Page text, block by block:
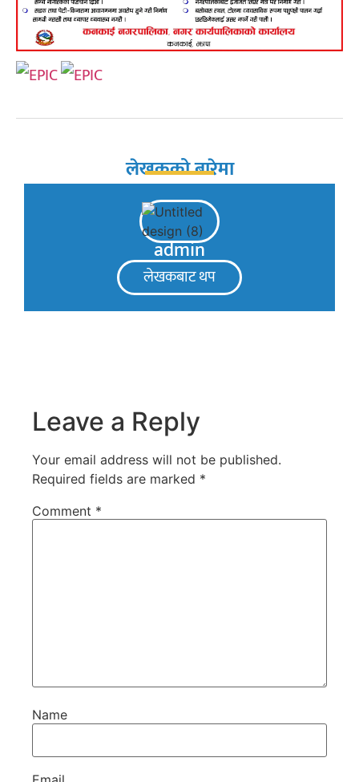
लेखकको बारेमा
admin
लेखकबाट थप
Leave a Reply
Your email address will not be published.
Required fields are marked *
Comment *
Name